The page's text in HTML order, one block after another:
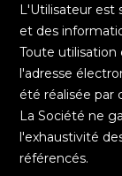
L'Utilisateur est
et des
Toute utilisation
l'adresse
été réalisée par
La Société ne
l'exhaustivité
référencés.